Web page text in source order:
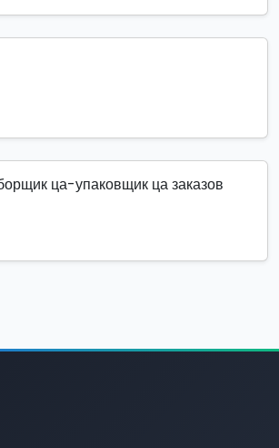
ца-упаковщик ца заказов